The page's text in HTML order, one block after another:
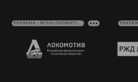
РЕКЛАМА • RFSOLOKOMOTIV.RU